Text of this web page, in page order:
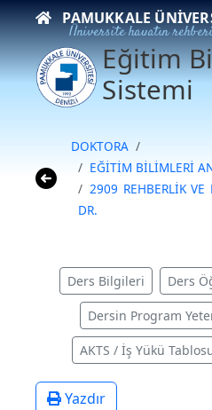
PAMUKKALE
Üniversite hayatın
Eğitim
Sistemi
DOKTORA
EĞİTİM BİLİMLERİ
2909 REHBERLİK VE
DR.
Ders Bilgileri Ders
Dersin Program
AKTS / İş Yükü
Yazdır